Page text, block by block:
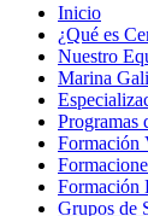
Inicio
¿Qué es
Nuestro
Marina
Programas
Formación
Formación
Grupos de